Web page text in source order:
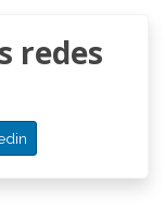
redes